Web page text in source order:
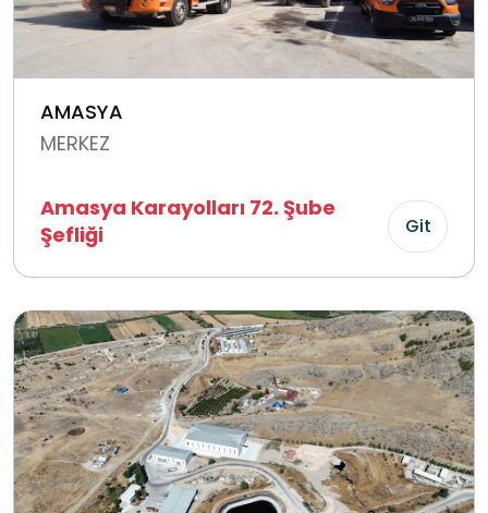
AMASYA
MERKEZ
Amasya Karayolları 72. Şube
Şefliği
Git